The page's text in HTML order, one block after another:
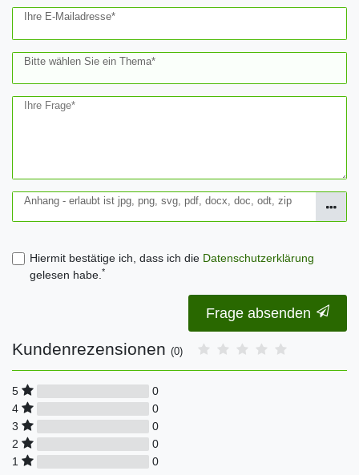
Ihre E-Mailadresse*
Bitte wählen Sie ein Thema*
Ihre Frage*
Anhang - erlaubt ist jpg, png, svg, pdf, docx, doc, odt, zip
Hiermit bestätige ich, dass ich die Daten­schutz­erklärung
gelesen habe.*
Frage absenden
Kundenrezensionen (0)
5
0
4
0
3
0
2
0
1
0